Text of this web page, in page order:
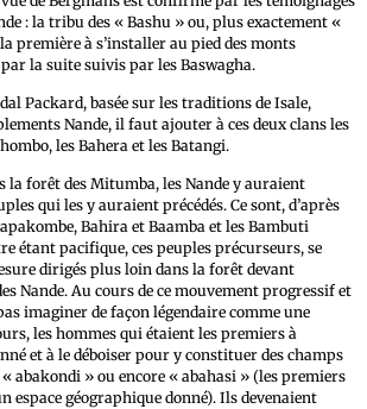
: la tribu des « Bashu » ou, plus exactement «
première à s’installer au pied des monts
la suite suivis par les Baswagha.
Packard, basée sur les traditions de Isale,
Nande, il faut ajouter à ces deux clans les
les Bahera et les Batangi.
la forêt des Mitumba, les Nande y auraient
qui les y auraient précédés. Ce sont, d’après
Bahira et Baamba et les Bambuti
étant pacifique, ces peuples précurseurs, se
dirigés plus loin dans la forêt devant
Nande. Au cours de ce mouvement progressif et
imaginer de façon légendaire comme une
les hommes qui étaient les premiers à
et à le déboiser pour y constituer des champs
abakondi » ou encore « abahasi » (les premiers
espace géographique donné). Ils devenaient